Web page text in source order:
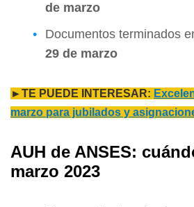
de marzo
Documentos terminados
29 de marzo
►TE PUEDE INTERESAR:
marzo para jubilados y
AUH de ANSES:
marzo 2023